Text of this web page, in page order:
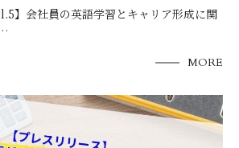
】会社員の英語学習とキャリア形成に関
MORE